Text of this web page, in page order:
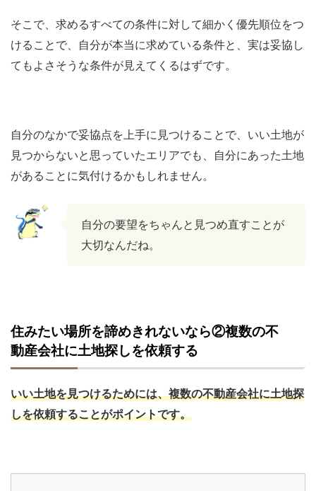
そこで、求めるすべての条件に対して細かく優先順位をつ
けることで、自分が本当に求めている条件と、実は妥協し
てもよさそうな条件が見えてくるはずです。
自分のなかで妥協点を上手に見つけることで、いい土地が
見つからないと思っていたエリアでも、自分にあった土地
があることに気付けるかもしれません。
自分の要望をちゃんと見つめ直すことが
大切なんだね。
住みたい場所を諦めきれないなら②複数の不
動産会社に土地探しを依頼する
いい土地を見つけるためには、複数の不動産会社に土地探
しを依頼することがポイントです。